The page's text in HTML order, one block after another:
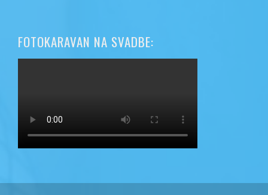
FOTOKARAVAN NA SVADBE: